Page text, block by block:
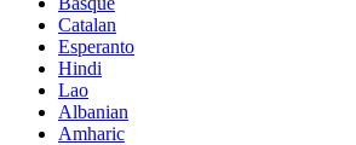
Catalan
Esperanto
Hindi
Lao
Albanian
Amharic